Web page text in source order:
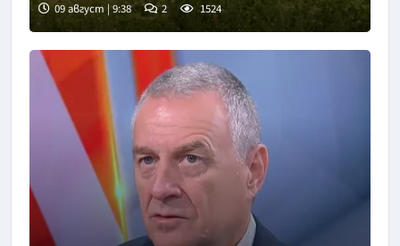
Снимка: Нова телевизия
09 август | 9:38 2 1524